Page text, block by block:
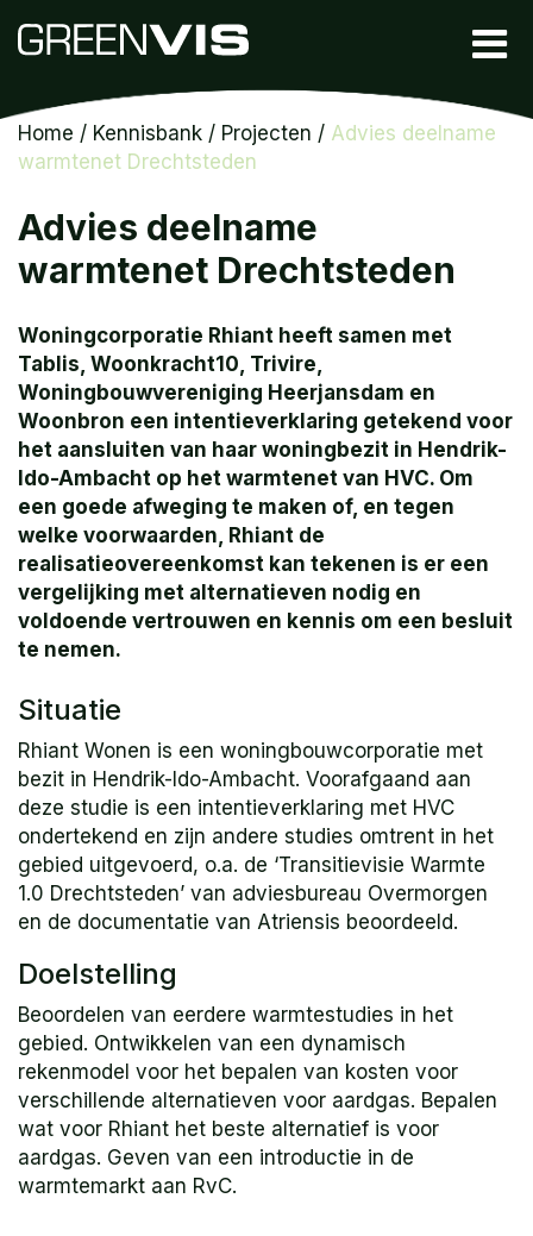
Home / Kennisbank / Projecten / Advies deelname
warmtenet Drechtsteden
Advies deelname
warmtenet Drechtsteden
Woningcorporatie Rhiant heeft samen met
Tablis, Woonkracht10, Trivire,
Woningbouwvereniging Heerjansdam en
Woonbron een intentieverklaring getekend voor
het aansluiten van haar woningbezit in Hendrik-
Ido-Ambacht op het warmtenet van HVC. Om
een goede afweging te maken of, en tegen
welke voorwaarden, Rhiant de
realisatieovereenkomst kan tekenen is er een
vergelijking met alternatieven nodig en
voldoende vertrouwen en kennis om een besluit
te nemen.
Situatie
Rhiant Wonen is een woningbouwcorporatie met
bezit in Hendrik-Ido-Ambacht. Voorafgaand aan
deze studie is een intentieverklaring met HVC
ondertekend en zijn andere studies omtrent in het
gebied uitgevoerd, o.a. de ‘Transitievisie Warmte
1.0 Drechtsteden’ van adviesbureau Overmorgen
en de documentatie van Atriensis beoordeeld.
Doelstelling
Beoordelen van eerdere warmtestudies in het
gebied. Ontwikkelen van een dynamisch
rekenmodel voor het bepalen van kosten voor
verschillende alternatieven voor aardgas. Bepalen
wat voor Rhiant het beste alternatief is voor
aardgas. Geven van een introductie in de
warmtemarkt aan RvC.